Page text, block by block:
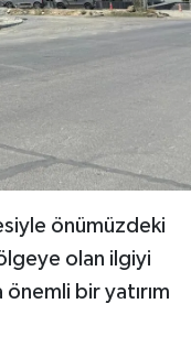
önümüzdeki
olan ilgiyi
bir yatırım